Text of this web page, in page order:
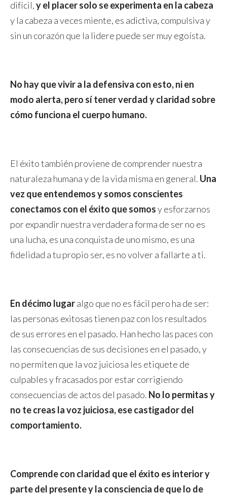
difícil,y el placer solo se experimenta en la cabeza
y la cabeza a veces miente, es adictiva, compulsiva y
sin un corazón que la lidere puede ser muy egoísta.
No hay que vivir a la defensiva con esto, ni en
modo alerta, pero sí tener verdad y claridad sobre
cómo funciona el cuerpo humano.
El éxito también proviene de comprender nuestra
naturaleza humana y de la vida misma en general. Una
vez que entendemos y somos conscientes
conectamos con el éxito que somosy esforzarnos
por expandir nuestra verdadera forma de ser no es
una lucha, es una conquista de uno mismo, es una
fidelidad a tu propio ser, es no volver a fallarte a ti.
En décimo lugaralgo que no es fácil pero ha de ser:
las personas exitosas tienen paz con los resultados
de sus errores en el pasado. Han hecho las paces con
las consecuencias de sus decisiones en el pasado, y
no permiten que la voz juiciosa les etiquete de
culpables y fracasados por estar corrigiendo
consecuencias de actos del pasado. No lo permitas y
no te creas la voz juiciosa, ese castigador del
comportamiento.
Comprende con claridad que el éxito es interior y
parte del presente y la consciencia de que lo de